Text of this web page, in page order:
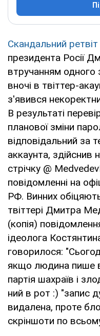
Скандальний
президента Росії
втручанням одного
вночі в твіттер-
з'явився
В результаті
планової зміни
відповідальний за
аккаунта, здійснив
стрічку @
повідомленні на
РФ. Винних
твіттері Дмитра
(копія)
ідеолога
говорилося:
якщо людина пише
партія шахраїв і
ний в рот :) "запис
видалена, проте
скріншоти по